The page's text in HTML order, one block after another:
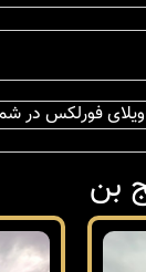
فورلکس در
بن